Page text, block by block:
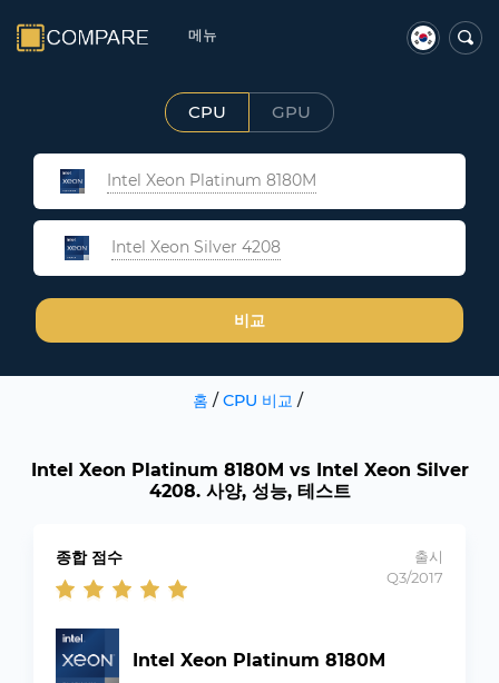
메뉴
CPU GPU
Intel Xeon Platinum 8180M
Intel Xeon Silver 4208
비교
홈 / CPU 비교 /
Intel Xeon Platinum 8180M vs Intel Xeon Silver
4208. 사양, 성능, 테스트
종합 점수
출시
Q3/2017
Intel Xeon Platinum 8180M